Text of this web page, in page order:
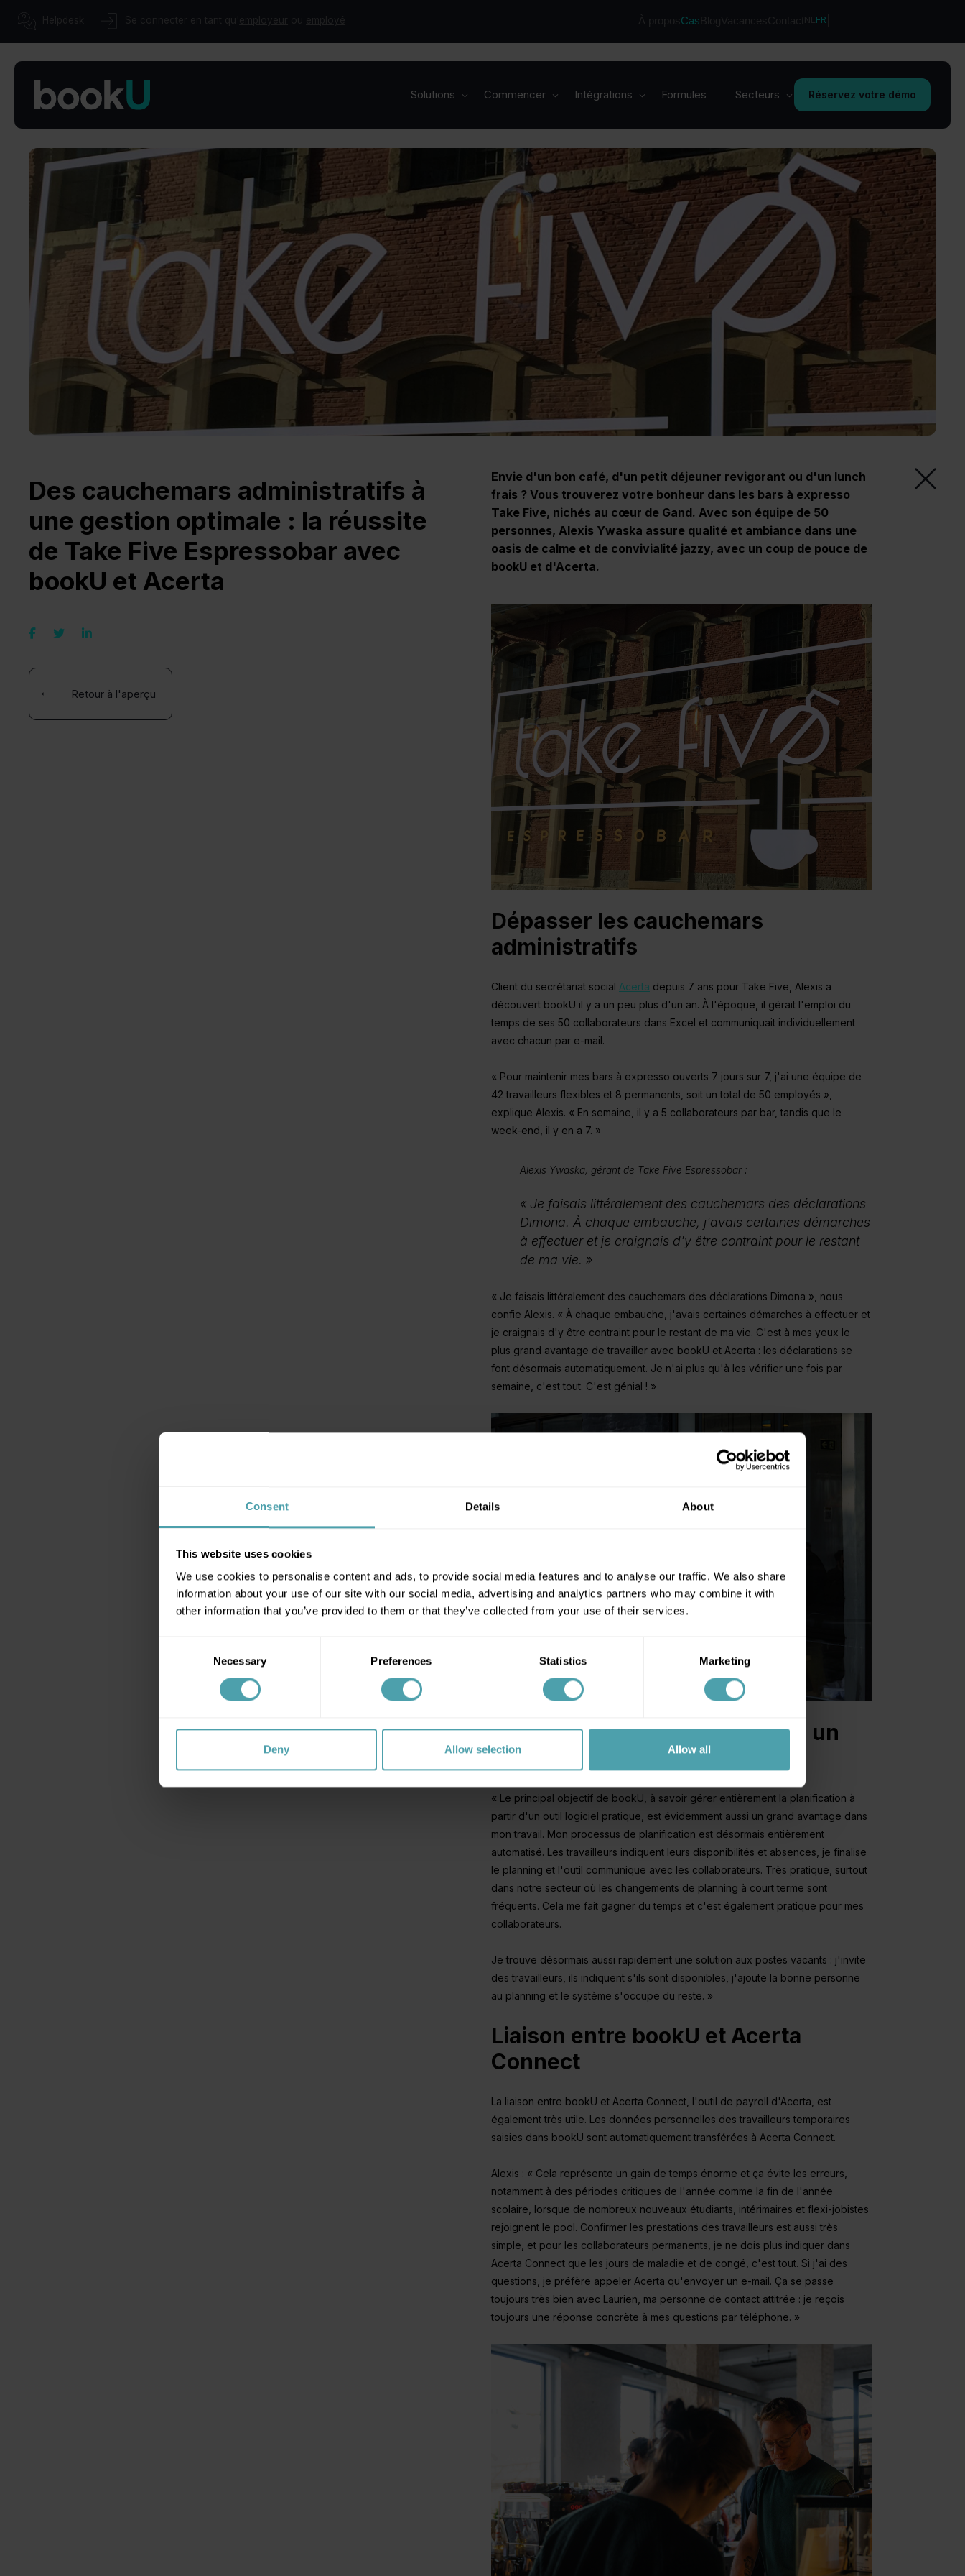
Consent Details About
This website uses cookies
We use cookies to personalise content and ads, to provide social media features and to analyse our traffic. We also share
information about your use of our site with our social media, advertising and analytics partners who may combine it with
other information that you’ve provided to them or that they’ve collected from your use of their services.
Necessary Preferences Statistics Marketing
Deny Allow selection Allow all
Une gestion flexible du
personnel, adaptée à votre
café, bar ou restaurant
Vente au détail
d'affluence dans votre
supermarché
Boulangeries &
boucheries
Un commerce qui tourne
bien grâce à la gestion en
ligne du personnel
Efficacité sur le lieu de
travail : planification, vue
d'ensemble et
communication claire
événementiel
Une gestion efficace du
personnel pour les PME :
tout régler au même endroit
Cas FR
Solutions Commencer Intégrations Formules Secteurs Réservez votre démo
Cafés et restaurants
Une gestion flexible du
personnel, adaptée à votre
café, bar ou restaurant
Vente au détail
Une planification intelligente
pour les périodes
d'affluence dans votre
supermarché
Boulangeries &
boucheries
Un commerce qui tourne
bien grâce à la gestion en
travail : planification, vue
Hôtellerie et
événementiel
Une gestion efficace du
personnel pour l'hôtellerie
et l'événementiel
personnel pour les PME :
tout régler au même endroit
Commencer
Réservez votre démo
Cas
Blog
Vacances
Des cauchemars administratifs à
une gestion optimale : la réussite
de Take Five Espressobar avec
bookU et Acerta
Retour à l'aperçu
Envie d'un bon café, d'un petit déjeuner revigorant ou d'un lunch
frais ? Vous trouverez votre bonheur dans les bars à expresso
Take Five, nichés au cœur de Gand. Avec son équipe de 50
personnes, Alexis Ywaska assure qualité et ambiance dans une
oasis de calme et de convivialité jazzy, avec un coup de pouce de
bookU et d'Acerta.
Dépasser les cauchemars
administratifs
Client du secrétariat social Acerta depuis 7 ans pour Take Five, Alexis a
découvert bookU il y a un peu plus d'un an. À l'époque, il gérait l'emploi du
temps de ses 50 collaborateurs dans Excel et communiquait individuellement
avec chacun par e-mail.
« Pour maintenir mes bars à expresso ouverts 7 jours sur 7, j'ai une équipe de
42 travailleurs flexibles et 8 permanents, soit un total de 50 employés »,
explique Alexis. « En semaine, il y a 5 collaborateurs par bar, tandis que le
week-end, il y en a 7. »
Alexis Ywaska, gérant de Take Five Espressobar :
« Je faisais littéralement des cauchemars des déclarations
Dimona. À chaque embauche, j'avais certaines démarches
à effectuer et je craignais d'y être contraint pour le restant
de ma vie. »
« Je faisais littéralement des cauchemars des déclarations Dimona », nous
confie Alexis. « À chaque embauche, j'avais certaines démarches à effectuer et
je craignais d'y être contraint pour le restant de ma vie. C'est à mes yeux le
plus grand avantage de travailler avec bookU et Acerta : les déclarations se
font désormais automatiquement. Je n'ai plus qu'à les vérifier une fois par
semaine, c'est tout. C'est génial ! »
Planification complète grâce à un
outil unique
« Le principal objectif de bookU, à savoir gérer entièrement la planification à
partir d'un outil logiciel pratique, est évidemment aussi un grand avantage dans
mon travail. Mon processus de planification est désormais entièrement
automatisé. Les travailleurs indiquent leurs disponibilités et absences, je finalise
le planning et l'outil communique avec les collaborateurs. Très pratique, surtout
dans notre secteur où les changements de planning à court terme sont
fréquents. Cela me fait gagner du temps et c'est également pratique pour mes
collaborateurs.
Je trouve désormais aussi rapidement une solution aux postes vacants : j'invite
des travailleurs, ils indiquent s'ils sont disponibles, j'ajoute la bonne personne
au planning et le système s'occupe du reste. »
Liaison entre bookU et Acerta
Connect
La liaison entre bookU et Acerta Connect, l'outil de payroll d'Acerta, est
également très utile. Les données personnelles des travailleurs temporaires
saisies dans bookU sont automatiquement transférées à Acerta Connect.
Alexis : « Cela représente un gain de temps énorme et ça évite les erreurs,
notamment à des périodes critiques de l'année comme la fin de l'année
scolaire, lorsque de nombreux nouveaux étudiants, intérimaires et flexi-jobistes
rejoignent le pool. Confirmer les prestations des travailleurs est aussi très
simple, et pour les collaborateurs permanents, je ne dois plus indiquer dans
Acerta Connect que les jours de maladie et de congé, c'est tout. Si j'ai des
questions, je préfère appeler Acerta qu'envoyer un e-mail. Ça se passe
toujours très bien avec Laurien, ma personne de contact attitrée : je reçois
toujours une réponse concrète à mes questions par téléphone. »
Se connecter ?
Se connecter en tant qu'employeurouemployé